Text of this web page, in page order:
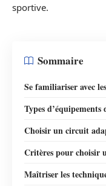
sportive.
Sommaire
Se familiariser avec
Types
Choisir un circuit
Critères pour choisir
Maîtriser les